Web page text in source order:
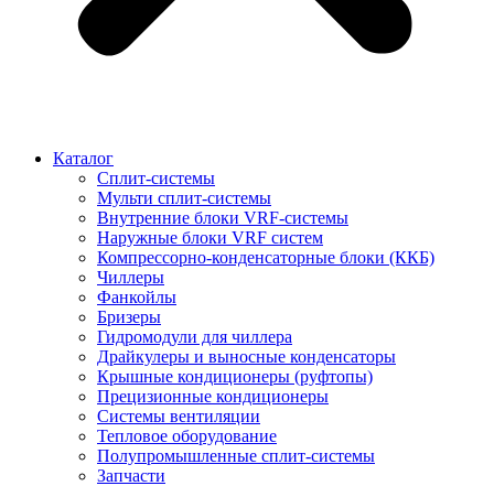
Каталог
Сплит-системы
Мульти сплит-системы
Внутренние блоки VRF-cистемы
Наружные блоки VRF cистем
Компрессорно-конденсаторные блоки (ККБ)
Чиллеры
Фанкойлы
Бризеры
Гидромодули для чиллера
Драйкулеры и выносные конденсаторы
Крышные кондиционеры (руфтопы)
Прецизионные кондиционеры
Системы вентиляции
Тепловое оборудование
Полупромышленные сплит-системы
Запчасти